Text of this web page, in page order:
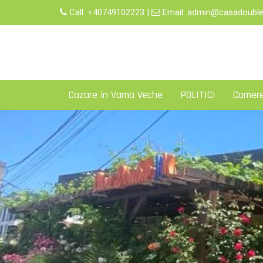
Call: +40749102223 | Email:
Cazare in Vama Veche POLITICI